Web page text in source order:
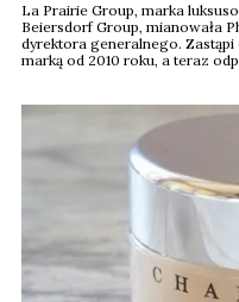
La Prairie Group, marka
Beiersdorf Group, mianowała
dyrektora generalnego. Zastąpi
marką od 2010 roku, a teraz